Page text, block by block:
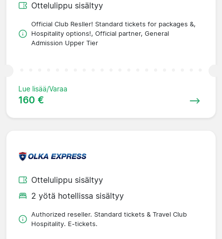
Ottelulippu sisältyy
Official Club Resller! Standard tickets for packages &,
Hospitality options!, Official partner, General
Admission Upper Tier
Lue lisää/Varaa
160 €
Ottelulippu sisältyy
2 yötä hotellissa sisältyy
Authorized reseller. Standard tickets & Travel Club
Hospitality. E-tickets.